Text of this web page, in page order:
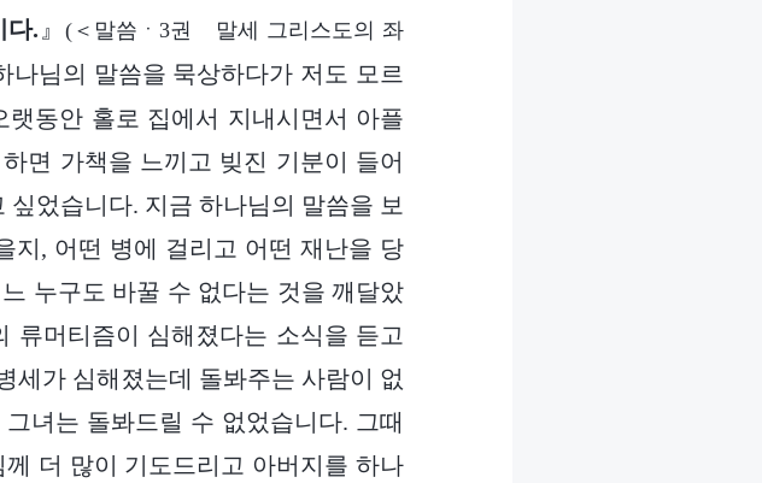
다. 』 (＜말씀ㆍ3권 말세 그리스도의 좌
나님의 말씀을 묵상하다가 저도 모르
동안 홀로 집에서 지내시면서 아플
면 가책을 느끼고 빚진 기분이 들어
었습니다. 지금 하나님의 말씀을 보
지, 어떤 병에 걸리고 어떤 재난을 당
누구도 바꿀 수 없다는 것을 깨달았
류머티즘이 심해졌다는 소식을 듣고
세가 심해졌는데 돌봐주는 사람이 없
녀는 돌봐드릴 수 없었습니다. 그때
더 많이 기도드리고 아버지를 하나